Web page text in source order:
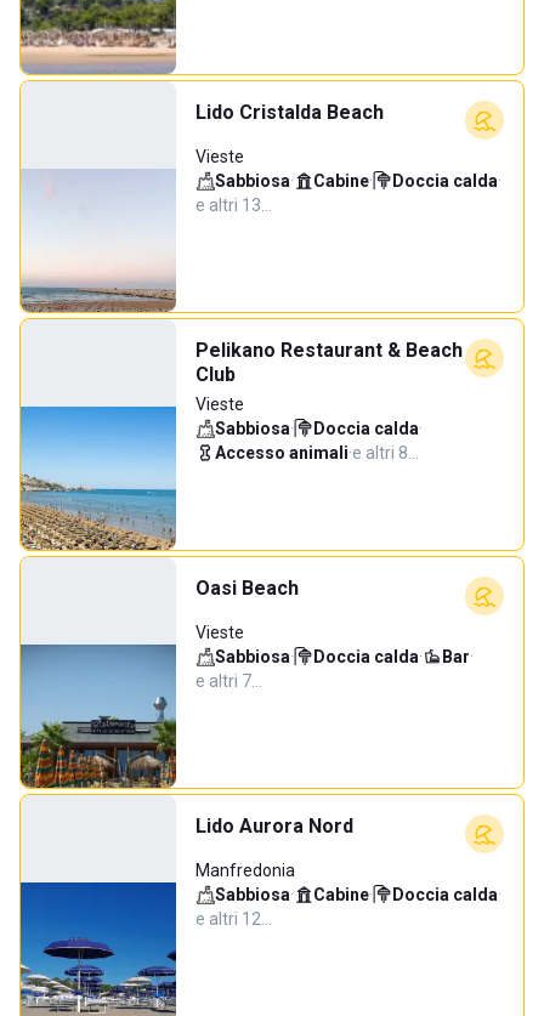
Lido Cristalda Beach
Vieste
Sabbiosa· Cabine· Doccia calda·
e altri 13…
Pelikano Restaurant & Beach
Club
Vieste
Sabbiosa· Doccia calda·
Accesso animali·e altri 8…
Oasi Beach
Vieste
Sabbiosa· Doccia calda· Bar·
e altri 7…
Lido Aurora Nord
Manfredonia
Sabbiosa· Cabine· Doccia calda·
e altri 12…